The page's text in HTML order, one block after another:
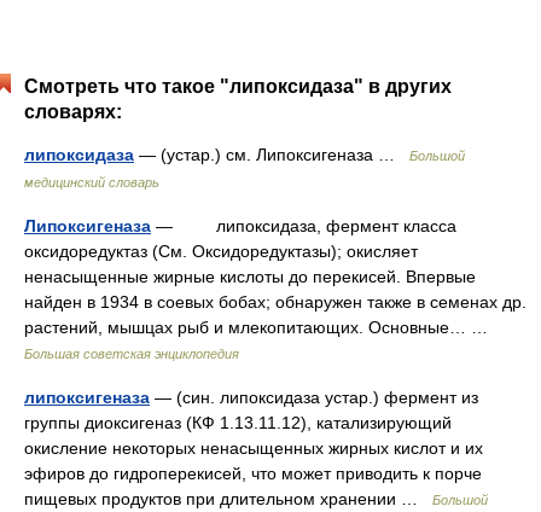
Смотреть что такое "липоксидаза" в других
словарях:
липоксидаза — (устар.) см. Липоксигеназа …
Большой
медицинский словарь
Липоксигеназа — липоксидаза, фермент класса
оксидоредуктаз (См. Оксидоредуктазы); окисляет
ненасыщенные жирные кислоты до перекисей. Впервые
найден в 1934 в соевых бобах; обнаружен также в семенах др.
растений, мышцах рыб и млекопитающих. Основные… …
Большая советская энциклопедия
липоксигеназа — (син. липоксидаза устар.) фермент из
группы диоксигеназ (КФ 1.13.11.12), катализирующий
окисление некоторых ненасыщенных жирных кислот и их
эфиров до гидроперекисей, что может приводить к порче
пищевых продуктов при длительном хранении …
Большой